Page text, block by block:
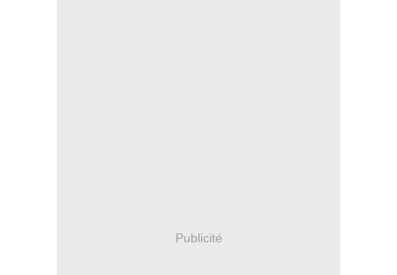
Publicité